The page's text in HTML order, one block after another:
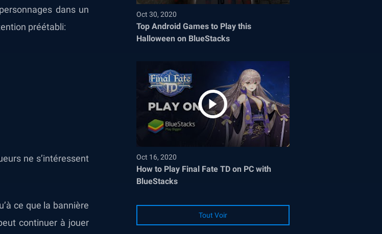
dans un
préétabli:
ne s’intéressent
ce que la bannière
continuer à jouer
Oct 30, 2020
Top Android Games to Play this
Halloween on BlueStacks
Oct 16, 2020
How to Play Final Fate TD on PC with
BlueStacks
Tout Voir